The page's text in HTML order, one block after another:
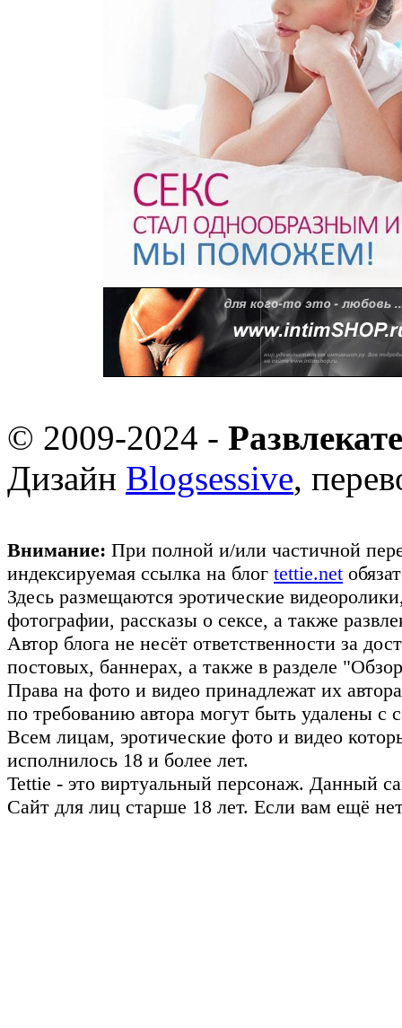
© 2009-2024 -
Дизайн Blogsessive,
Внимание: При полной и/или частичной
индексируемая ссылка на блог tettie.net
Здесь размещаются эротические
фотографии, рассказы о сексе, а также
Автор блога не несёт ответственности за
постовых, баннерах, а также в разделе
Права на фото и видео принадлежат их
по требованию автора могут быть удалены с
Всем лицам, эротические фото и видео
исполнилось 18 и более лет.
Tettie - это виртуальный персонаж. Данный
Сайт для лиц старше 18 лет. Если вам ещё